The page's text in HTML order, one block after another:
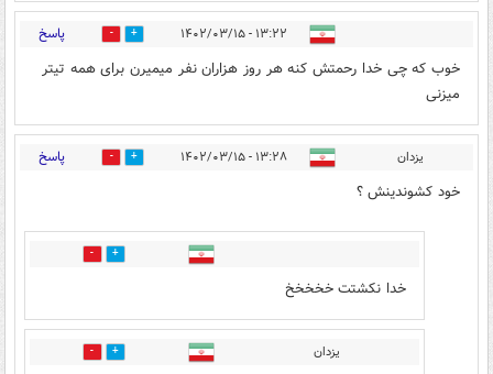
۱۳:۲۲ - ۱۴۰۲/۰۳/۱۵ 8 پاسخ
خوب که چی خدا رحمتش کنه هر روز هزاران نفر میمیرن برای همه تیتر
میزنی
یزدان ۱۳:۲۸ - ۱۴۰۲/۰۳/۱۵ 101 پاسخ
خود کشوندینش ؟
2
خدا نکشتت خخخخخ
یزدان 0